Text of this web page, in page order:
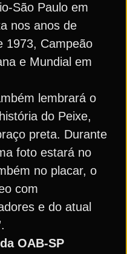
São Paulo em
nos anos de
1973, Campeão
e Mundial em
lembrará o
do Peixe,
preta. Durante
foto estará no
no placar, o
com
e do atual
OAB-SP